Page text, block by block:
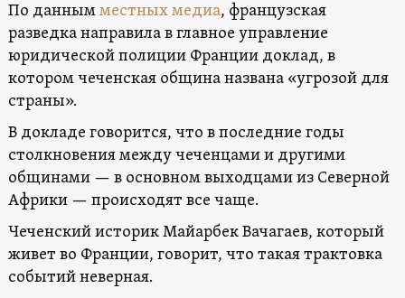
По даннымместных медиа, французская
разведка направила в главное управление
юридической полиции Франции доклад, в
котором чеченская община названа «угрозой для
страны».
В докладе говорится, что в последние годы
столкновения между чеченцами и другими
общинами — в основном выходцами из Северной
Африки — происходят все чаще.
Чеченский историк Майарбек Вачагаев, который
живет во Франции, говорит, что такая трактовка
событий неверная.